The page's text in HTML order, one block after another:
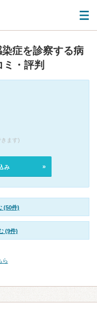
症を診察する病
ミ・評判
ます)
み
(50件)
(9件)
ら